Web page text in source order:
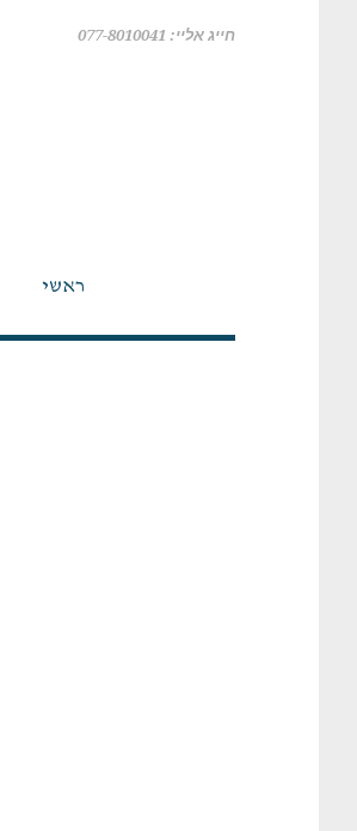
חייג אליי: 077-8010041
ראשי